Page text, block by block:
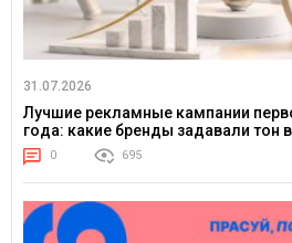
31.07.2026
Лучшие рекламные кампании
года: какие бренды задавали тон
0 695